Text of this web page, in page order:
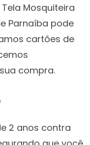
Mosquiteira
Parnaíba pode
cartões de
compra.
2 anos contra